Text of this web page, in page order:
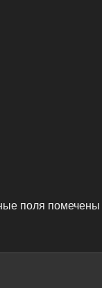
поля помечены